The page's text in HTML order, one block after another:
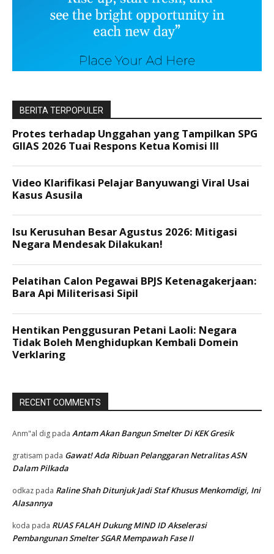
BERITA TERPOPULER
RECENT COMMENTS
Anm"al dig pada Antam Akan Bangun Smelter Di KEK Gresik
gratisam pada Gawat! Ada Ribuan Pelanggaran Netralitas ASN
Dalam Pilkada
odkaz pada Raline Shah Ditunjuk Jadi Staf Khusus Menkomdigi, Ini
Alasannya
koda pada RUAS FALAH Dukung MIND ID Akselerasi
Pembangunan Smelter SGAR Mempawah Fase II